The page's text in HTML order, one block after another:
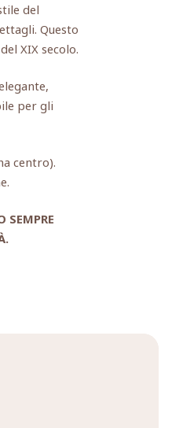
del
Questo
XIX secolo.
per gli
centro).
SEMPRE